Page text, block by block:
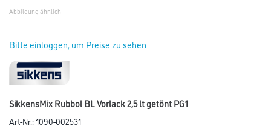
Abbildung ähnlich
Bitte einloggen, um Preise zu sehen
SikkensMix Rubbol BL Vorlack 2,5 lt getönt PG1
Art-Nr.:1090-002531